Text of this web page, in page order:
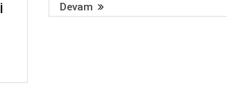
Devam